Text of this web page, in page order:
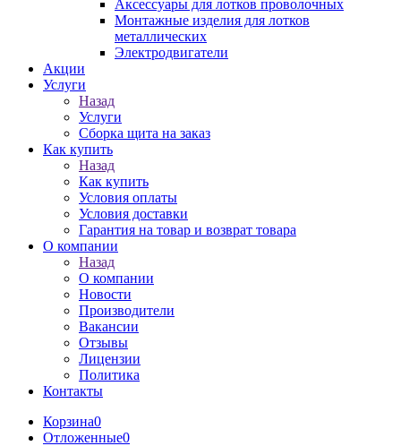
Аксессуары для лотков проволочных
Монтажные изделия для лотков
металлических
Электродвигатели
Акции
Услуги
Назад
Услуги
Сборка щита на заказ
Как купить
Назад
Как купить
Условия оплаты
Условия доставки
Гарантия на товар и возврат товара
О компании
Назад
О компании
Новости
Производители
Вакансии
Отзывы
Лицензии
Политика
Контакты
Корзина0
Отложенные0